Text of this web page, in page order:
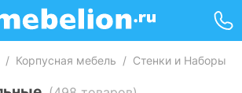
/ Корпусная мебель / Стенки и Наборы